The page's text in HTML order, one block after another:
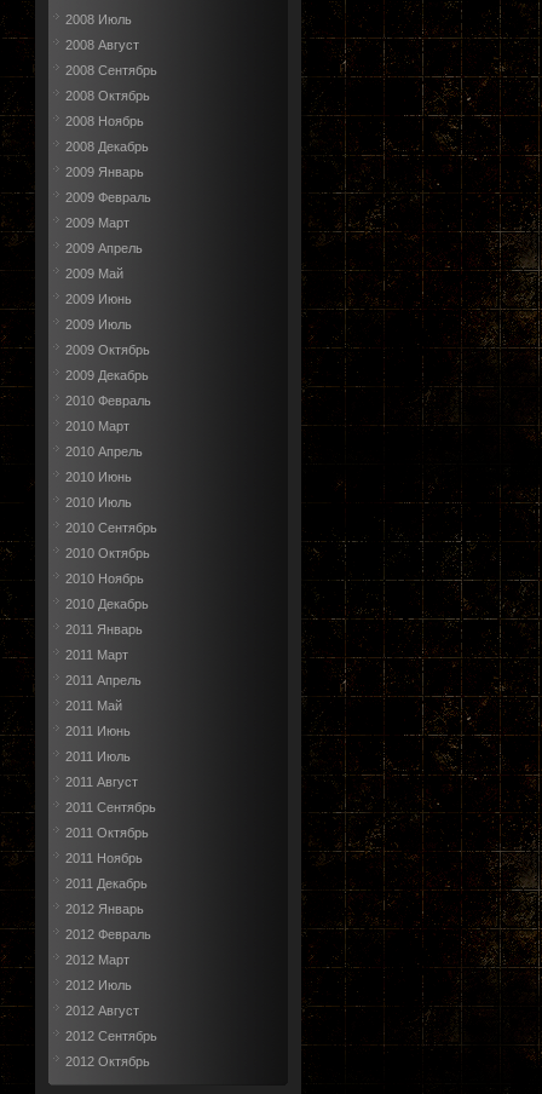
2008 Июль
2008 Август
2008 Сентябрь
2008 Октябрь
2008 Ноябрь
2008 Декабрь
2009 Январь
2009 Февраль
2009 Март
2009 Апрель
2009 Май
2009 Июнь
2009 Июль
2009 Октябрь
2009 Декабрь
2010 Февраль
2010 Март
2010 Апрель
2010 Июнь
2010 Июль
2010 Сентябрь
2010 Октябрь
2010 Ноябрь
2010 Декабрь
2011 Январь
2011 Март
2011 Апрель
2011 Май
2011 Июнь
2011 Июль
2011 Август
2011 Сентябрь
2011 Октябрь
2011 Ноябрь
2011 Декабрь
2012 Январь
2012 Февраль
2012 Март
2012 Июль
2012 Август
2012 Сентябрь
2012 Октябрь